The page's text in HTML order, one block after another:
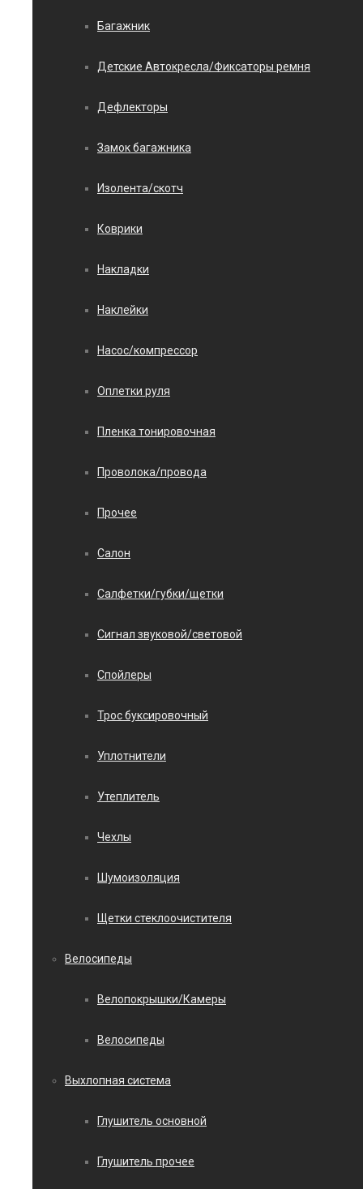
Багажник
Детские Автокресла/Фиксаторы ремня
Дефлекторы
Замок багажника
Изолента/скотч
Коврики
Накладки
Наклейки
Насос/компрессор
Оплетки руля
Пленка тонировочная
Проволока/провода
Прочее
Салон
Салфетки/губки/щетки
Сигнал звуковой/световой
Спойлеры
Трос буксировочный
Уплотнители
Утеплитель
Чехлы
Шумоизоляция
Щетки стеклоочистителя
Велосипеды
Велопокрышки/Камеры
Велосипеды
Выхлопная система
Глушитель основной
Глушитель прочее